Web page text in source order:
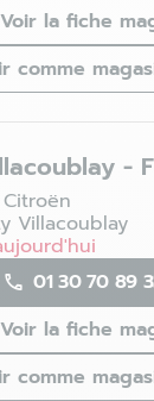
Voir la fiche
comme
-
Villacoublay
01 30 70 89
Voir la fiche
comme